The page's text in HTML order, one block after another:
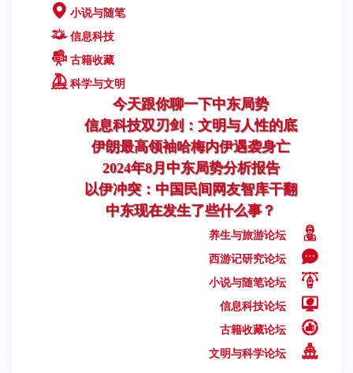
小说与随笔
信息科技
古籍收藏
科学与文明
今天跟你聊一下中东局势
信息科技双刃剑：文明与人性的底
伊朗最高领袖哈梅内伊遇袭身亡
2024年8月中东局势分析报告
以伊冲突：中国民间网友智库干翻
中东现在发生了些什么事？
养生与旅游论坛
西游记研究论坛
小说与随笔论坛
信息科技论坛
古籍收藏论坛
文明与科学论坛